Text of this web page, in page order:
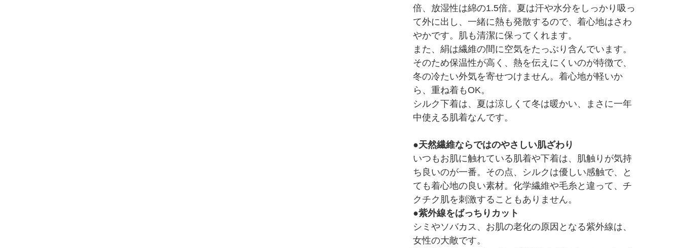
倍、放湿性は綿の1.5倍。夏は汗や水分をしっかり吸っ
て外に出し、一緒に熱も発散するので、着心地はさわ
やかです。肌も清潔に保ってくれます。
また、絹は繊維の間に空気をたっぶり含んでいます。
そのため保温性が高く、熱を伝えにくいのが特徴で、
冬の冷たい外気を寄せつけません。着心地が軽いか
ら、重ね着もOK。
シルク下着は、夏は涼しくて冬は暖かい、まさに一年
中使える肌着なんです。
●天然繊維ならではのやさしい肌ざわり
いつもお肌に触れている肌着や下着は、肌触りが気持
ち良いのが一番。その点、シルクは優しい感触で、と
ても着心地の良い素材。化学繊維や毛糸と違って、チ
クチク肌を刺激することもありません。
●紫外線をばっちりカット
シミやソバカス、お肌の老化の原因となる紫外線は、
女性の大敵です。